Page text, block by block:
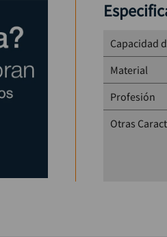
Capacidad
Material
Profesión
Otras